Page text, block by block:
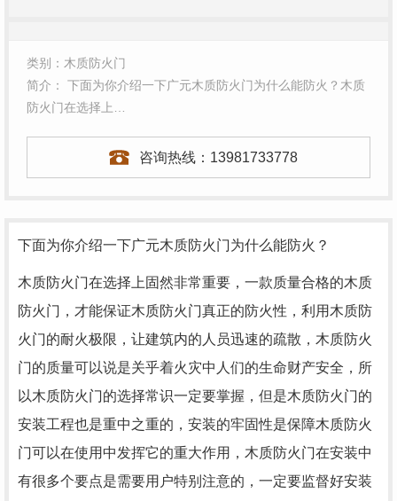
类别：木质防火门
简介： 下面为你介绍一下广元木质防火门为什么能防火？木质
防火门在选择上…
咨询热线： 13981733778
下面为你介绍一下广元木质防火门为什么能防火？
木质防火门在选择上固然非常重要，一款质量合格的木质
防火门，才能保证木质防火门真正的防火性，利用木质防
火门的耐火极限，让建筑内的人员迅速的疏散，木质防火
门的质量可以说是关乎着火灾中人们的生命财产安全，所
以木质防火门的选择常识一定要掌握，但是木质防火门的
安装工程也是重中之重的，安装的牢固性是保障木质防火
门可以在使用中发挥它的重大作用，木质防火门在安装中
有很多个要点是需要用户特别注意的，一定要监督好安装